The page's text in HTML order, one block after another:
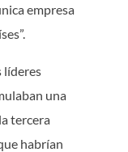
empresa
líderes
una
tercera
habrían